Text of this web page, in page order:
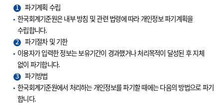
1
파기계획 수립
한국회계기준원은 내부 방침 및 관련 법령에 따라 개인정보 파기계획을
수립합니다.
2
파기절차 및 기한
이용자가 입력한 정보는 보유기간이 경과했거나 처리목적이 달성된 후 지체
없이 파기합니다.
3
파기방법
한국회계기준원에서 처리하는 개인정보를 파기할 때에는 다음의 방법으로 파기
합니다.